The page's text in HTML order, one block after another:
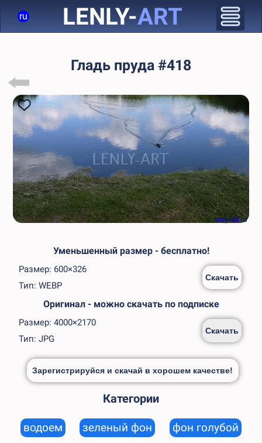
ru LENLY-ART
Гладь пруда #418
lenly-art.ru
Уменьшенный размер - бесплатно!
Размер: 600×326
Тип: WEBP
Скачать
Оригинал - можно скачать по подписке
Размер: 4000×2170
Тип: JPG
Скачать
Зарегистрируйся и скачай в хорошем качестве!
Категории
водоем зеленый фон фон голубой